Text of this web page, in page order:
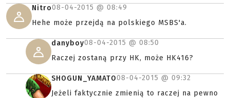
Nitro08-04-2015 @ 08:49
Hehe może przejdą na polskiego MSBS'a.
danyboy08-04-2015 @ 08:50
Raczej zostaną przy HK, może HK416?
SHOGUN_YAMATO08-04-2015 @ 09:32
Jeżeli faktycznie zmienią to raczej na pewno